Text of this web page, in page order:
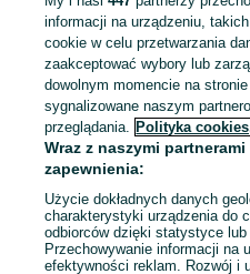
Mapa miejscowości
Mapa ministron
Popularne wyszukiwania
informacji na urządzeniu,
cookie w celu przetwarzania
zaakceptować wybory lub
dowolnym momencie na
sygnalizowane naszym
przeglądania. Polityka
Wraz z naszymi
zapewnienia:
Użycie dokładnych danych
charakterystyki urządzenia do
odbiorców dzięki statystyce
Przechowywanie informacji na
efektywności reklam. Rozwój i